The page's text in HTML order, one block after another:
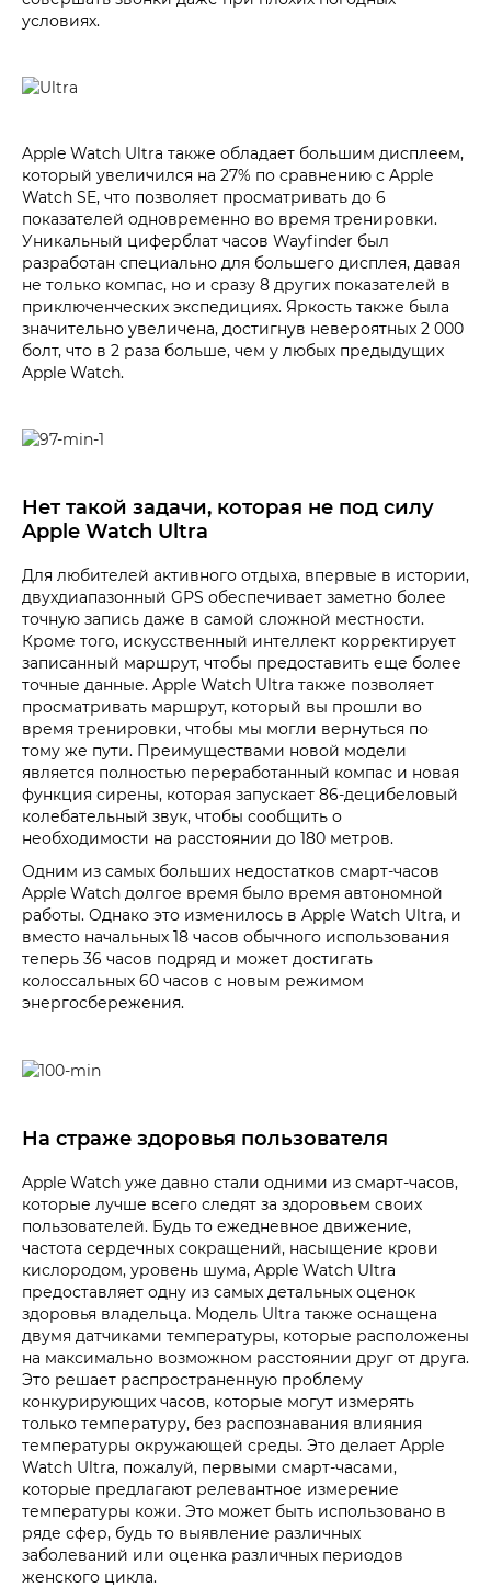
условиях.
Apple Watch Ultra также обладает большим дисплеем,
который увеличился на 27% по сравнению с Apple
Watch SE, что позволяет просматривать до 6
показателей одновременно во время тренировки.
Уникальный циферблат часов Wayfinder был
разработан специально для большего дисплея, давая
не только компас, но и сразу 8 других показателей в
приключенческих экспедициях. Яркость также была
значительно увеличена, достигнув невероятных 2 000
болт, что в 2 раза больше, чем у любых предыдущих
Apple Watch.
Нет такой задачи, которая не под силу
Apple Watch Ultra
Для любителей активного отдыха, впервые в истории,
двухдиапазонный GPS обеспечивает заметно более
точную запись даже в самой сложной местности.
Кроме того, искусственный интеллект корректирует
записанный маршрут, чтобы предоставить еще более
точные данные. Apple Watch Ultra также позволяет
просматривать маршрут, который вы прошли во
время тренировки, чтобы мы могли вернуться по
тому же пути. Преимуществами новой модели
является полностью переработанный компас и новая
функция сирены, которая запускает 86-децибеловый
колебательный звук, чтобы сообщить о
необходимости на расстоянии до 180 метров.
Одним из самых больших недостатков смарт-часов
Apple Watch долгое время было время автономной
работы. Однако это изменилось в Apple Watch Ultra, и
вместо начальных 18 часов обычного использования
теперь 36 часов подряд и может достигать
колоссальных 60 часов с новым режимом
энергосбережения.
На страже здоровья пользователя
Apple Watch уже давно стали одними из смарт-часов,
которые лучше всего следят за здоровьем своих
пользователей. Будь то ежедневное движение,
частота сердечных сокращений, насыщение крови
кислородом, уровень шума, Apple Watch Ultra
предоставляет одну из самых детальных оценок
здоровья владельца. Модель Ultra также оснащена
двумя датчиками температуры, которые расположены
на максимально возможном расстоянии друг от друга.
Это решает распространенную проблему
конкурирующих часов, которые могут измерять
только температуру, без распознавания влияния
температуры окружающей среды. Это делает Apple
Watch Ultra, пожалуй, первыми смарт-часами,
которые предлагают релевантное измерение
температуры кожи. Это может быть использовано в
ряде сфер, будь то выявление различных
заболеваний или оценка различных периодов
женского цикла.